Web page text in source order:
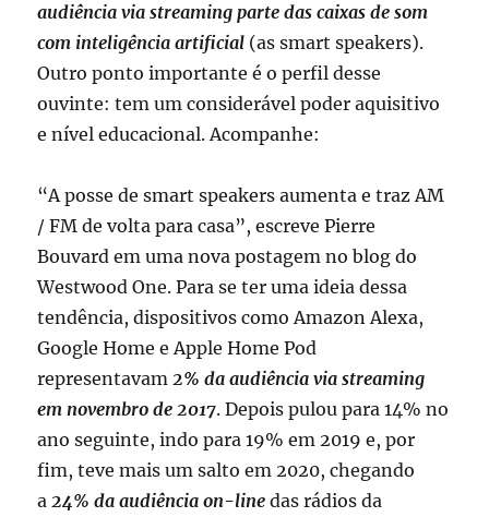
audiência via streaming parte das caixas de som
com inteligência artificial (as smart speakers).
Outro ponto importante é o perfil desse
ouvinte: tem um considerável poder aquisitivo
e nível educacional. Acompanhe:
“A posse de smart speakers aumenta e traz AM
/ FM de volta para casa”, escreve Pierre
Bouvard em uma nova postagem no blog do
Westwood One. Para se ter uma ideia dessa
tendência, dispositivos como Amazon Alexa,
Google Home e Apple Home Pod
representavam2% da audiência via streaming
em novembro de 2017. Depois pulou para 14% no
ano seguinte, indo para 19% em 2019 e, por
fim, teve mais um salto em 2020, chegando
a24% da audiência on-linedas rádios da